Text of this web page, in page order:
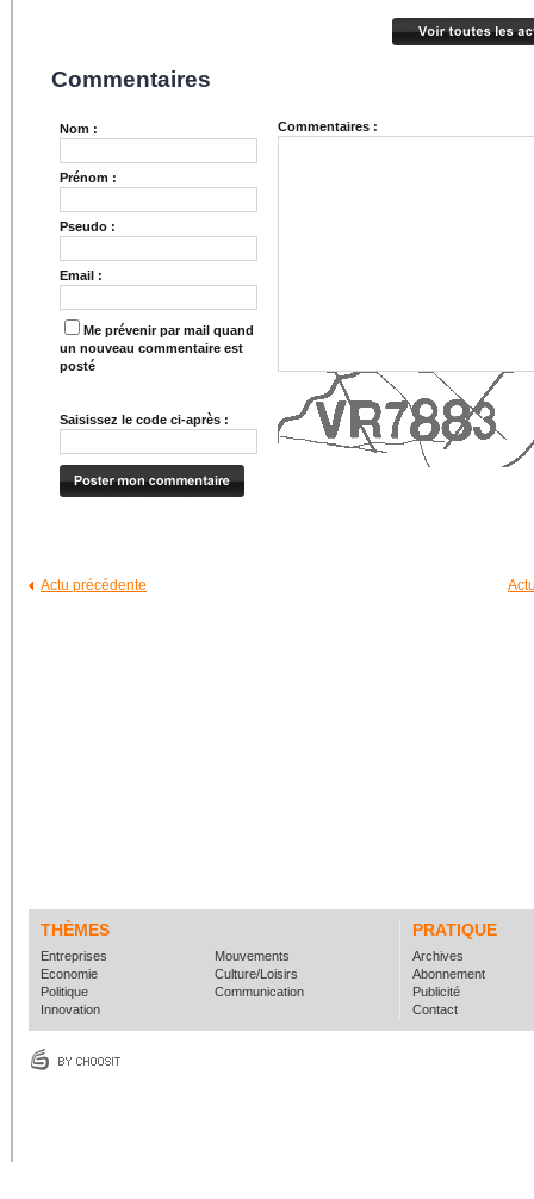
Commentaires
Nom :
Prénom :
Pseudo :
Email :
Me prévenir par mail quand
un nouveau commentaire est
posté
Saisissez le code ci-après :
Commentaires :
Actu précédente
THÈMES PRATIQUE
Entreprises
Economie
Politique
Innovation
Mouvements
Culture/Loisirs
Communication
Archives
Abonnement
Publicité
Contact